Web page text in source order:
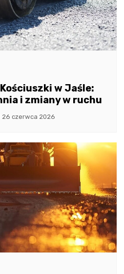
w Jaśle:
i zmiany w ruchu
26 czerwca 2026